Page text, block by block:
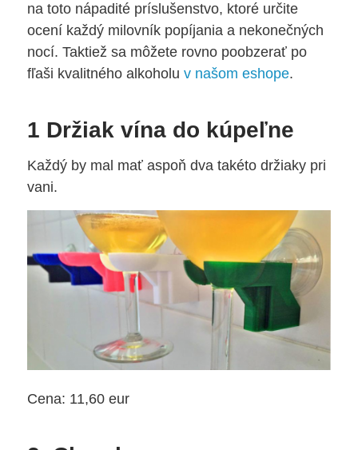
na toto nápadité príslušenstvo, ktoré určite
ocení každý milovník popíjania a nekonečných
nocí. Taktiež sa môžete rovno poobzerať po
fľaši kvalitného alkoholu v našom eshope.
1 Držiak vína do kúpeľne
Každý by mal mať aspoň dva takéto držiaky pri
vani.
Cena: 11,60 eur